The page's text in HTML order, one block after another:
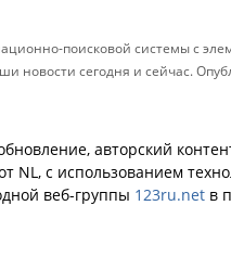
поисковой системы с
новости сегодня и сейчас.
авторский
с использованием
веб-группы 123ru.net в